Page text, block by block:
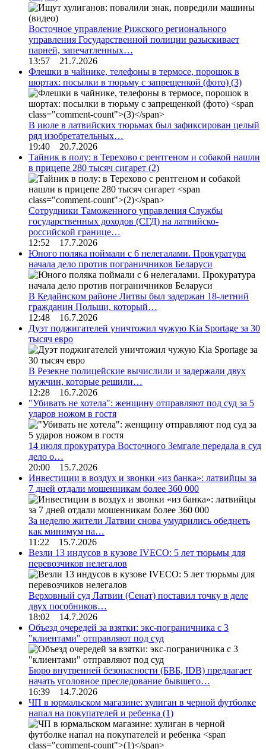
Восточное управление Рижского регионального
управления Государственной полиции разыскивает
парней, запечатленных…
13:57 21.7.2026
Флешки в чайнике, телефоны в термосе, порошок в
шортах: посылки в тюрьму с запрещенкой (фото) (3)
В июле в латвийских тюрьмах был зафиксирован целый
ряд изобретательных…
19:40 20.7.2026
Тайник в полу: в Терехово с рентгеном и собакой нашли
в прицепе 280 тысяч сигарет (2)
Сотрудники Таможенного управления Службы
государственных доходов (СГД) на латвийско-
российской границе…
12:52 17.7.2026
Юного поляка поймали с 6 нелегалами. Прокуратура
начала дело против пограничников Беларуси
В Кедайнском районе Литвы был задержан 18-летний
гражданин Польши, который…
12:48 16.7.2026
Дуэт поджигателей уничтожил чужую Kia Sportage за 30
тысяч евро
В Резекне полицейские вычислили и задержали двух
мужчин, которые решили…
12:28 16.7.2026
"Убивать не хотела": женщину отправляют под суд за 5
ударов ножом в гостя
14 июля прокуратура Восточного Земгале передала в суд
дело о…
20:00 15.7.2026
Инвестиции в воздух и звонки «из банка»: латвийцы за
7 дней отдали мошенникам более 360 000
За неделю жители Латвии снова умудрились обеднеть
как минимум на…
11:22 15.7.2026
Везли 13 индусов в кузове IVECO: 5 лет тюрьмы для
перевозчиков нелегалов
Верховный суд Латвии (Сенат) поставил точку в деле
двух пособников…
18:02 14.7.2026
Объезд очередей за взятки: экс-пограничника с 3
"клиентами" отправляют под суд
Бюро внутренней безопасности (БВБ, IDB) предлагает
начать уголовное преследование бывшего…
16:39 14.7.2026
ЧП в юрмальском магазине: хулиган в черной футболке
напал на покупателей и ребенка (1)